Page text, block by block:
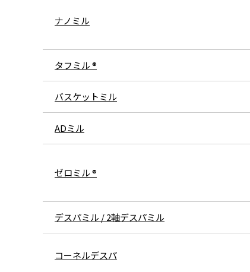
ナノミル
タフミル ®
バスケットミル
ADミル
ゼロミル ®
デスパミル / 2軸デスパミル
コーネルデスパ